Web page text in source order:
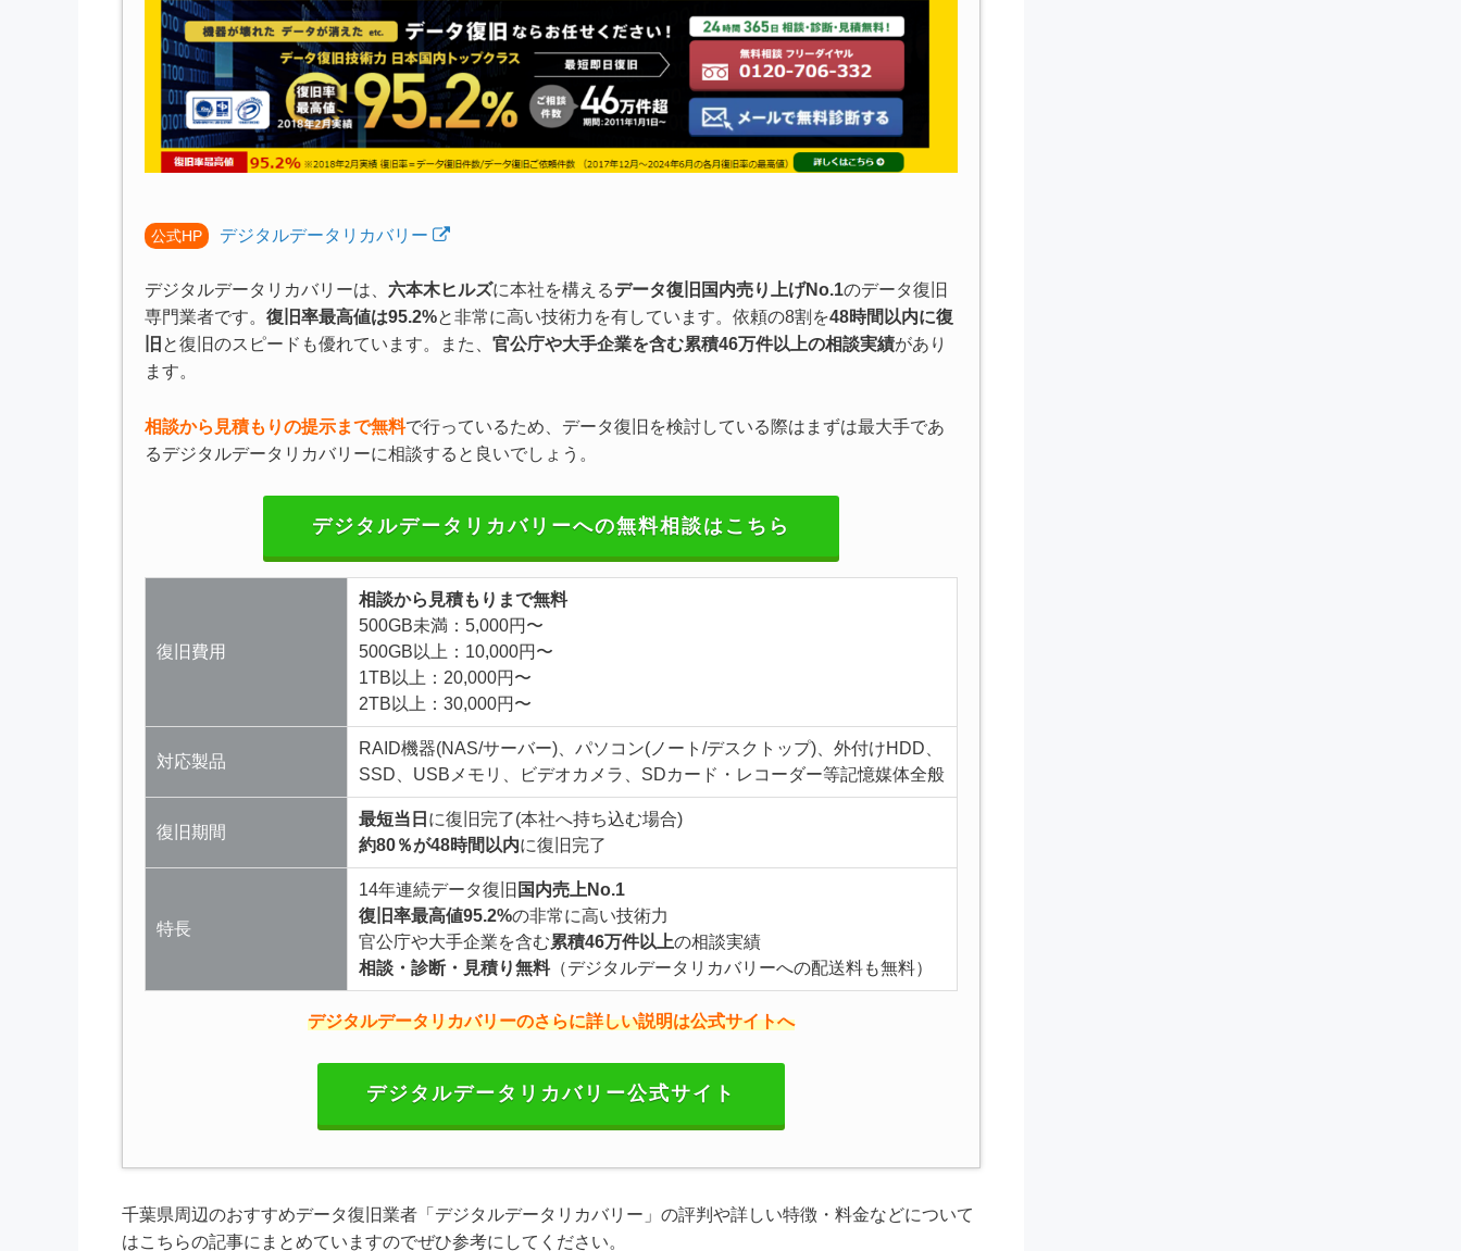
公式HP デジタルデータリカバリー
デジタルデータリカバリーは、 六本木ヒルズに本社を構えるデータ復旧国内売り上げNo.1のデータ復旧
専門業者です。 復旧率最高値は95.2%と非常に高い技術力を有しています。依頼の8割を48時間以内に復
旧 と復旧のスピードも優れています。また、 官公庁や大手企業を含む累積46万件以上の相談実績があり
ます。
相談から見積もりの提示まで無料で行っているため、データ復旧を検討している際はまずは最大手であ
るデジタルデータリカバリーに相談すると良いでしょう。
デジタルデータリカバリーへの無料相談はこちら
復旧費用
相談から見積もりまで無料
500GB未満：5,000円〜
500GB以上：10,000円〜
1TB以上：20,000円〜
2TB以上：30,000円〜
対応製品
RAID機器(NAS/サーバー)、パソコン(ノート/デスクトップ)、外付けHDD、
SSD、USBメモリ、ビデオカメラ、SDカード・レコーダー等記憶媒体全般
復旧期間
最短当日 に復旧完了(本社へ持ち込む場合)
約80％が48時間以内に復旧完了
特長
14年連続データ復旧 国内売上No.1
復旧率最高値95.2%の非常に高い技術力
官公庁や大手企業を含む累積46万件以上の相談実績
相談・診断・見積り無料（デジタルデータリカバリーへの配送料も無料）
デジタルデータリカバリーのさらに詳しい説明は公式サイトへ
デジタルデータリカバリー公式サイト
千葉県周辺のおすすめデータ復旧業者「デジタルデータリカバリー」の評判や詳しい特徴・料金などについて
はこちらの記事にまとめていますのでぜひ参考にしてください。